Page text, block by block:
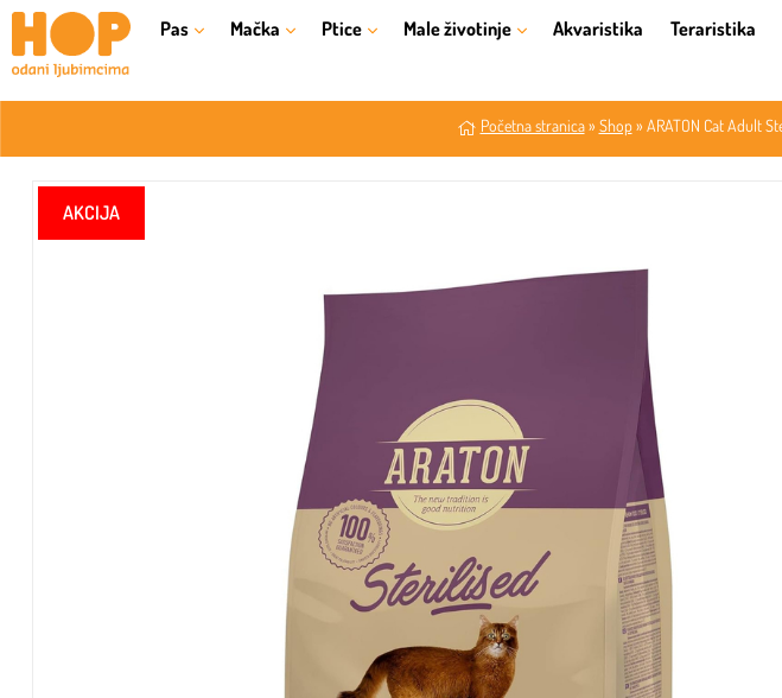
Pas Mačka Ptice Male životinje Akvaristika Teraristika
Početna stranica» Shop» ARATON Cat Adult